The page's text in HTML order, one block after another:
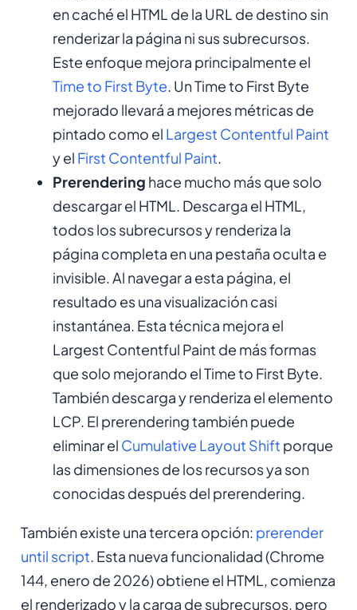
en caché el HTML de la URL de destino sin
renderizar la página ni sus subrecursos.
Este enfoque mejora principalmente el
Time to First Byte. Un Time to First Byte
mejorado llevará a mejores métricas de
pintado como el Largest Contentful Paint
y el First Contentful Paint.
Prerendering hace mucho más que solo
descargar el HTML. Descarga el HTML,
todos los subrecursos y renderiza la
página completa en una pestaña oculta e
invisible. Al navegar a esta página, el
resultado es una visualización casi
instantánea. Esta técnica mejora el
Largest Contentful Paint de más formas
que solo mejorando el Time to First Byte.
También descarga y renderiza el elemento
LCP. El prerendering también puede
eliminar el Cumulative Layout Shift porque
las dimensiones de los recursos ya son
conocidas después del prerendering.
También existe una tercera opción: prerender
until script. Esta nueva funcionalidad (Chrome
144, enero de 2026) obtiene el HTML, comienza
el renderizado y la carga de subrecursos, pero